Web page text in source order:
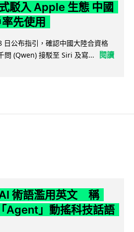
駁入 Apple 生態 中國
先使用
公布指引，確認中國大陸合資格
問 (Qwen) 接駁至 Siri 及寫...
閱讀
術語濫用英文 稱
Agent」動搖科技話語